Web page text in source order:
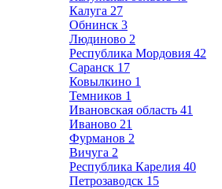
Калуга 27
Обнинск 3
Людиново 2
Республика Мордовия 42
Саранск 17
Ковылкино 1
Темников 1
Ивановская область 41
Иваново 21
Фурманов 2
Вичуга 2
Республика Карелия 40
Петрозаводск 15